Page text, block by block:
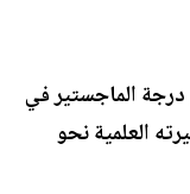
الماجستير في
العلمية نحو